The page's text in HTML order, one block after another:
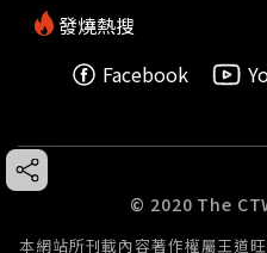
發燒熱搜
Facebook
© 2020 The
本網站所刊載內容著作權屬王道